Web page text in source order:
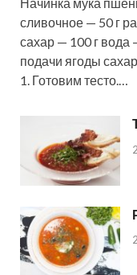
Начинка мука
сливочное — 50 г
сахар — 100 г вода
подачи ягоды
1. Готовим тесто.…